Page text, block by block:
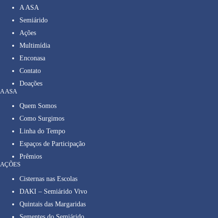
A ASA
Semiárido
Ações
Multimídia
Enconasa
Contato
Doações
A ASA
Quem Somos
Como Surgimos
Linha do Tempo
Espaços de Participação
Prêmios
AÇÕES
Cisternas nas Escolas
DAKI – Semiárido Vivo
Quintais das Margaridas